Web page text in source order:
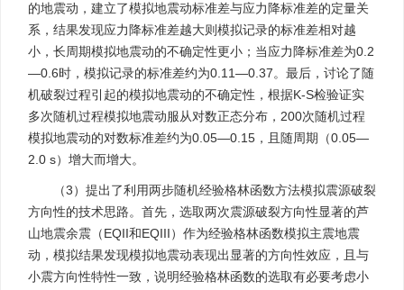
的地震动，建立了模拟地震动标准差与应力降标准差的定量关
系，结果发现应力降标准差越大则模拟记录的标准差相对越
小，长周期模拟地震动的不确定性更小；当应力降标准差为0.2
—0.6时，模拟记录的标准差约为0.11—0.37。最后，讨论了随
机破裂过程引起的模拟地震动的不确定性，根据K-S检验证实
多次随机过程模拟地震动服从对数正态分布，200次随机过程
模拟地震动的对数标准差约为0.05—0.15，且随周期（0.05—
2.0 s）增大而增大。
（3）提出了利用两步随机经验格林函数方法模拟震源破裂
方向性的技术思路。首先，选取两次震源破裂方向性显著的芦
山地震余震（EQII和EQIII）作为经验格林函数模拟主震地震
动，模拟结果发现模拟地震动表现出显著的方向性效应，且与
小震方向性特性一致，说明经验格林函数的选取有必要考虑小